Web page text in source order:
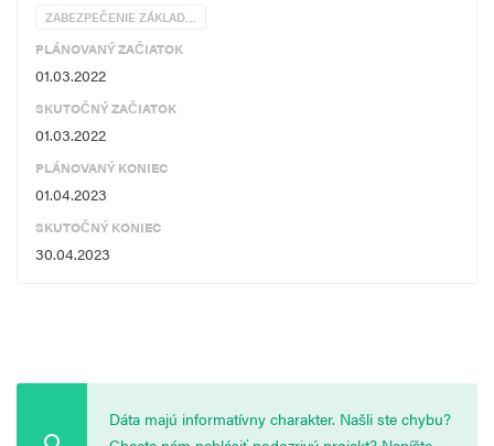
ZABEZPEČENIE ZÁKLAD…
PLÁNOVANÝ ZAČIATOK
01.03.2022
SKUTOČNÝ ZAČIATOK
01.03.2022
PLÁNOVANÝ KONIEC
01.04.2023
SKUTOČNÝ KONIEC
30.04.2023
Dáta majú informatívny charakter. Našli ste chybu?